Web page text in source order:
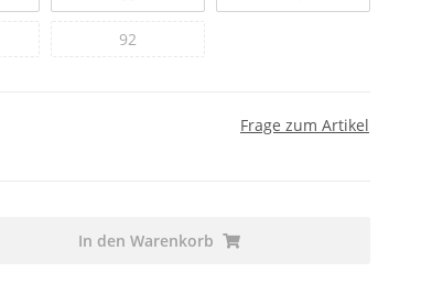
92
Frage zum Artikel
In den Warenkorb